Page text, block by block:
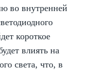
во внутренней
короткое
влиять на
света, что, в